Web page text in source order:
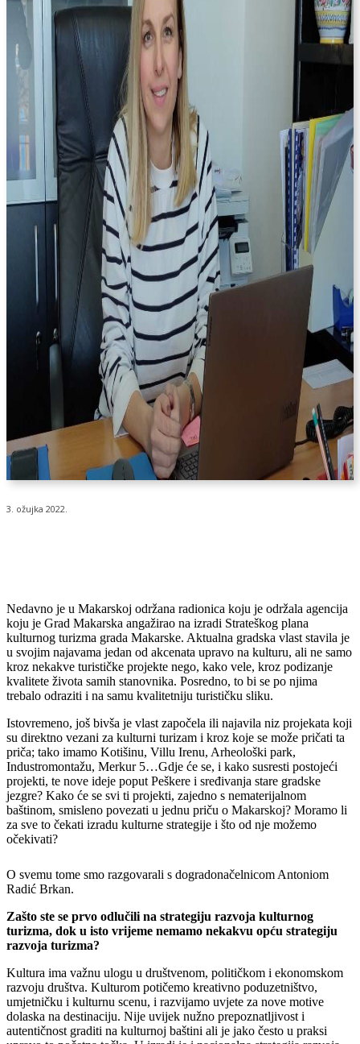
3. ožujka 2022.
Nedavno je u Makarskoj održana radionica koju je održala agencija
koju je Grad Makarska angažirao na izradi Strateškog plana
kulturnog turizma grada Makarske. Aktualna gradska vlast stavila je
u svojim najavama jedan od akcenata upravo na kulturu, ali ne samo
kroz nekakve turističke projekte nego, kako vele, kroz podizanje
kvalitete života samih stanovnika. Posredno, to bi se po njima
trebalo odraziti i na samu kvalitetniju turističku sliku.
Istovremeno, još bivša je vlast započela ili najavila niz projekata koji
su direktno vezani za kulturni turizam i kroz koje se može pričati ta
priča; tako imamo Kotišinu, Villu Irenu, Arheološki park,
Industromontažu, Merkur 5…Gdje će se, i kako susresti postojeći
projekti, te nove ideje poput Peškere i sređivanja stare gradske
jezgre? Kako će se svi ti projekti, zajedno s nematerijalnom
baštinom, smisleno povezati u jednu priču o Makarskoj? Moramo li
za sve to čekati izradu kulturne strategije i što od nje možemo
očekivati?
O svemu tome smo razgovarali s dogradonačelnicom Antoniom
Radić Brkan.
Zašto ste se prvo odlučili na strategiju razvoja kulturnog
turizma, dok u isto vrijeme nemamo nekakvu opću strategiju
razvoja turizma?
Kultura ima važnu ulogu u društvenom, političkom i ekonomskom
razvoju društva. Kulturom potičemo kreativno poduzetništvo,
umjetničku i kulturnu scenu, i razvijamo uvjete za nove motive
dolaska na destinaciju. Nije uvijek nužno prepoznatljivost i
autentičnost graditi na kulturnoj baštini ali je jako često u praksi